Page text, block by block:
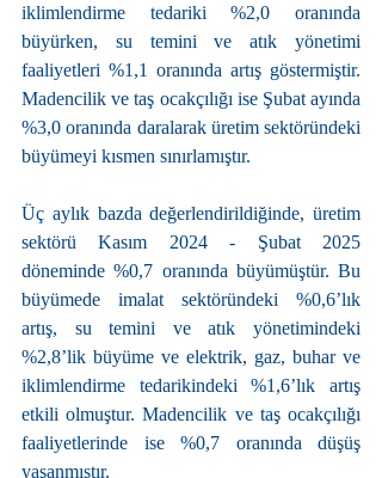
iklimlendirme tedariki %2,0 oranında
büyürken, su temini ve atık yönetimi
faaliyetleri %1,1 oranında artış göstermiştir.
Madencilik ve taş ocakçılığı ise Şubat ayında
%3,0 oranında daralarak üretim sektöründeki
büyümeyi kısmen sınırlamıştır.
Üç aylık bazda değerlendirildiğinde, üretim
sektörü Kasım 2024 - Şubat 2025
döneminde %0,7 oranında büyümüştür. Bu
büyümede imalat sektöründeki %0,6’lık
artış, su temini ve atık yönetimindeki
%2,8’lik büyüme ve elektrik, gaz, buhar ve
iklimlendirme tedarikindeki %1,6’lık artış
etkili olmuştur. Madencilik ve taş ocakçılığı
faaliyetlerinde ise %0,7 oranında düşüş
yaşanmıştır.